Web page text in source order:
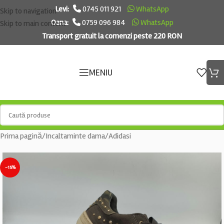
Skip to navigation
Skip to main content
Levi: 0745 011 921
WhatsApp
Oana:
0759 096 984
WhatsApp
Transport gratuit la comenzi peste 220 RON
MENIU
Prima pagină/Incaltaminte dama/Adidasi
-15%